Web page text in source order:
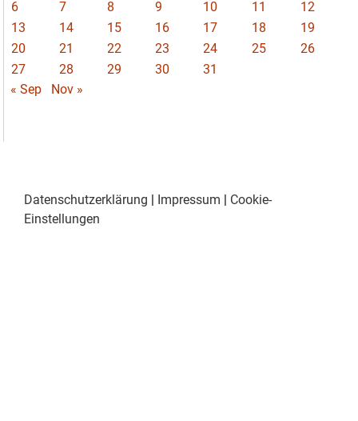
6
7 8 9 10 11
12
13
14 15 16 17 18
19
20
21 22 23 24 25
26
27
28 29 30
31
« Sep
Nov »
Datenschutzerklärung | Impressum | Cookie-
Einstellungen